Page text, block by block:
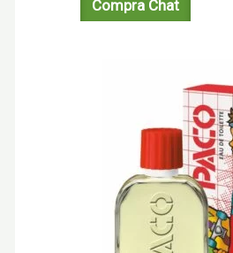
Compra Chat